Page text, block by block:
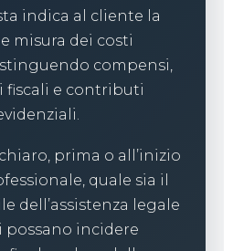
indica al cliente la
misura dei costi
compensi,
fiscali e contributi
prima o all’inizio
quale sia il
dell’assistenza legale
possano incidere